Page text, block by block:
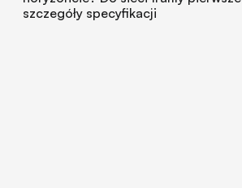
szczegóły specyfikacji